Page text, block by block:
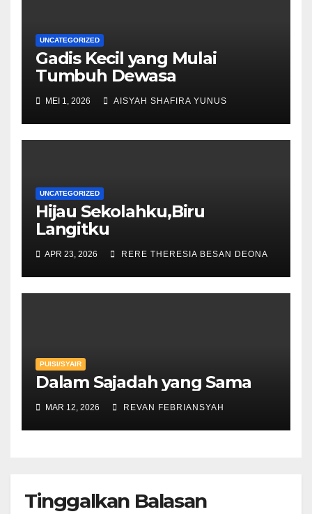
UNCATEGORIZED
Gadis Kecil yang Mulai
Tumbuh Dewasa
MEI 1, 2026 AISYAH SHAFIRA YUNUS
UNCATEGORIZED
Hijau Sekolahku,Biru
Langitku
APR 23, 2026 RERE THERESIA BESAN DEONA
PUISI/SYAIR
Dalam Sajadah yang Sama
MAR 12, 2026 REVAN FEBRIANSYAH
Tinggalkan Balasan